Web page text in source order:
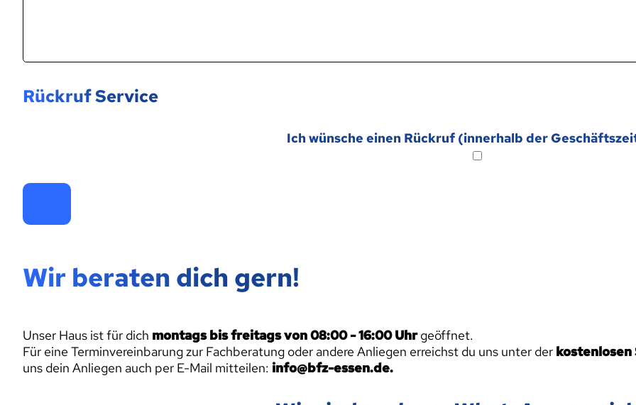
Rückruf Service
Ich wünsche einen Rückruf (innerhalb der
Wir beraten dich gern!
Unser Haus ist für dich montags bis freitags von 08:00 - 16:00 Uhrgeöffnet.
Für eine Terminvereinbarung zur Fachberatung oder andere Anliegen erreichst du uns unter der kostenlosen
uns dein Anliegen auch per E-Mail mitteilen: info@bfz-essen.de.